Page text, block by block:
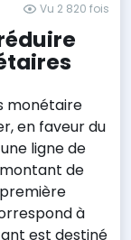
Vu 2 820 fois
monétaire
en faveur du
ligne de
de
à
est destiné